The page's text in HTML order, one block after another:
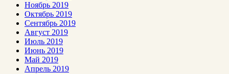
Ноябрь 2019
Октябрь 2019
Сентябрь 2019
Август 2019
Июль 2019
Июнь 2019
Май 2019
Апрель 2019